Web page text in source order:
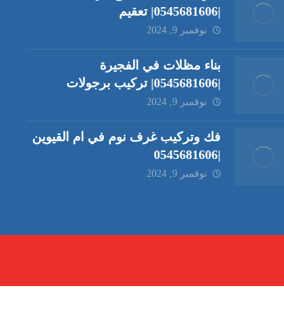
|0545681606| تعقيم
نوفمبر 9, 2024
بناء مظلات في الفجيرة
|0545681606| تركيب برجولات
نوفمبر 9, 2024
فك وتركيب غرف نوم في ام القيوين
|0545681606
نوفمبر 9, 2024